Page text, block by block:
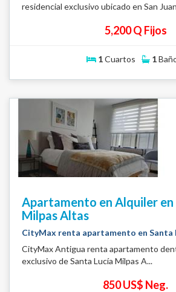
residencial exclusivo ubicado en San
5,200 Q Fijos
1Cuartos 1
Apartamento en Alquiler en
Milpas Altas
CityMax renta apartamento en Santa
CityMax Antigua renta apartamento
exclusivo de Santa Lucía Milpas A...
850 US$ Neg.